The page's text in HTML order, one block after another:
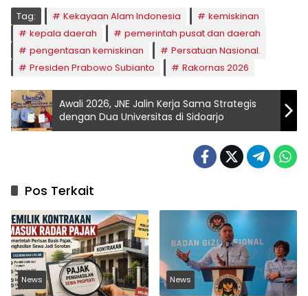
Tag: Kekayaan Alam Indonesia
kemiskinan
kepala daerah
pemerintah pusat dan daerah
pengentasan kemiskinan
Persatuan Nasional.
Presiden Prabowo Subianto
Rakornas 2026
Awali 2026, JNE Jalin Kerja Sama Strategis
dengan Dua Universitas di Sidoarjo
Pos Terkait
News News